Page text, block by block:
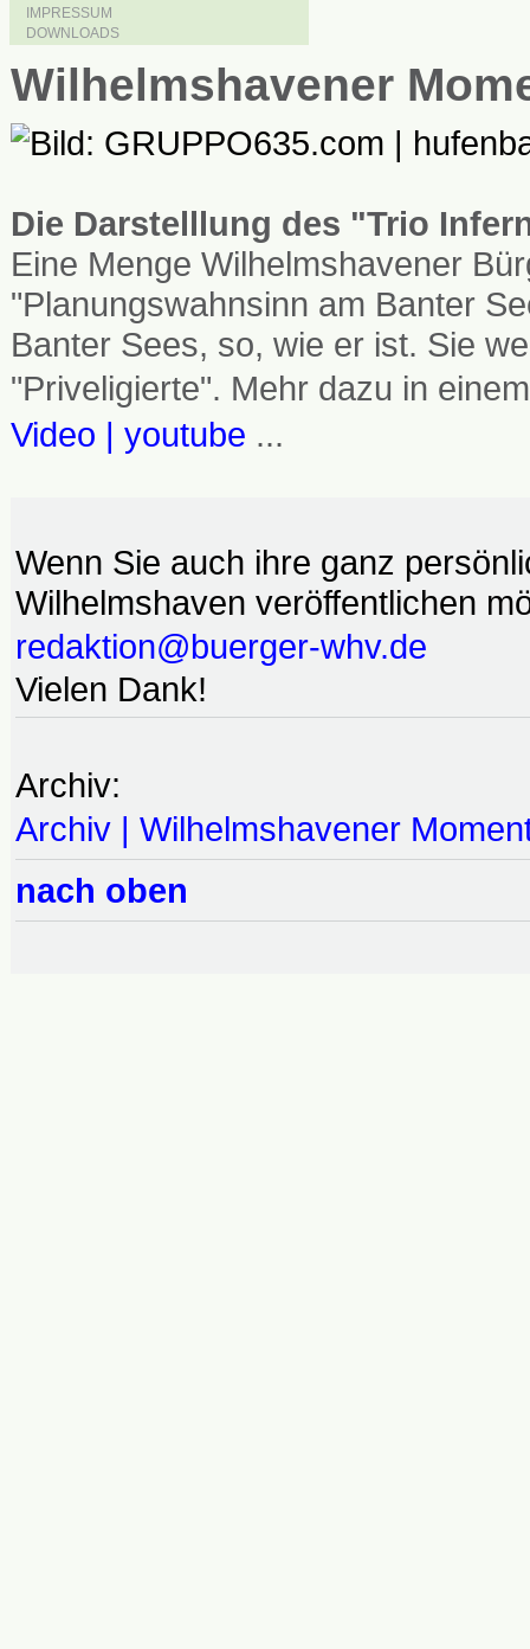
IMPRESSUM
DOWNLOADS
Wilhelmshavener
Die Darstelllung des "Trio
Eine Menge Wilhelmshavener
"Planungswahnsinn am Banter
Banter Sees, so, wie er ist. Sie
"Priveligierte". Mehr dazu in
Video | youtube ...
Wenn Sie auch ihre ganz
Wilhelmshaven veröffentlichen
redaktion@buerger-whv.de
Vielen Dank!
Archiv:
Archiv | Wilhelmshavener
nach oben